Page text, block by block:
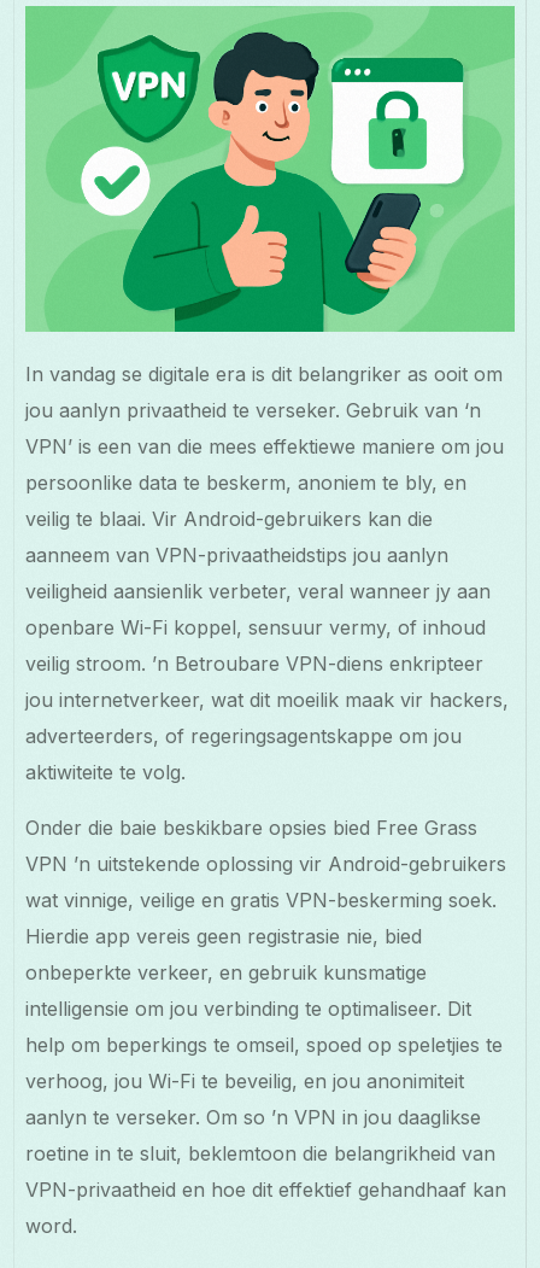
In vandag se digitale era is dit belangriker as ooit om
jou aanlyn privaatheid te verseker. Gebruik van ‘n
VPN’ is een van die mees effektiewe maniere om jou
persoonlike data te beskerm, anoniem te bly, en
veilig te blaai. Vir Android-gebruikers kan die
aanneem van VPN-privaatheidstips jou aanlyn
veiligheid aansienlik verbeter, veral wanneer jy aan
openbare Wi-Fi koppel, sensuur vermy, of inhoud
veilig stroom. ’n Betroubare VPN-diens enkripteer
jou internetverkeer, wat dit moeilik maak vir hackers,
adverteerders, of regeringsagentskappe om jou
aktiwiteite te volg.
Onder die baie beskikbare opsies bied Free Grass
VPN ’n uitstekende oplossing vir Android-gebruikers
wat vinnige, veilige en gratis VPN-beskerming soek.
Hierdie app vereis geen registrasie nie, bied
onbeperkte verkeer, en gebruik kunsmatige
intelligensie om jou verbinding te optimaliseer. Dit
help om beperkings te omseil, spoed op speletjies te
verhoog, jou Wi-Fi te beveilig, en jou anonimiteit
aanlyn te verseker. Om so ’n VPN in jou daaglikse
roetine in te sluit, beklemtoon die belangrikheid van
VPN-privaatheid en hoe dit effektief gehandhaaf kan
word.